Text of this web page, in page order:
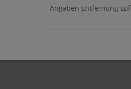
Angaben Entfernung